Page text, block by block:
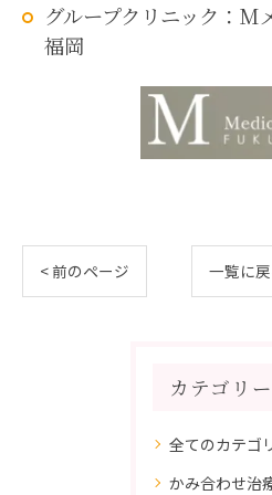
グループクリニック：M
福岡
< 前のページ 一覧に
カテゴリー
全てのカテゴ
かみ合わせ治